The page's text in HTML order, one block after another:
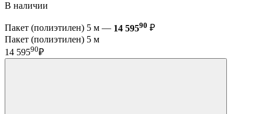
В наличии
Пакет (полиэтилен) 5 м — 14 59590 ₽
Пакет (полиэтилен) 5 м
14 59590₽